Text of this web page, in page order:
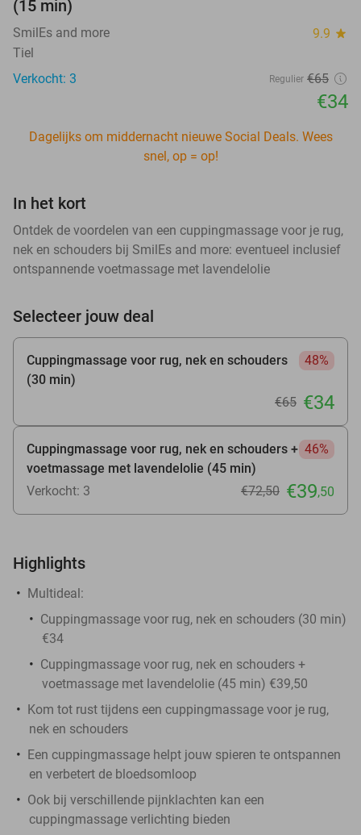
(15 min)
SmilEs and more 9.9 star
Tiel
Verkocht: 3
Regulier €65
€34
Dagelijks om middernacht nieuwe Social Deals. Wees
snel, op = op!
In het kort
Ontdek de voordelen van een cuppingmassage voor je rug,
nek en schouders bij SmilEs and more: eventueel inclusief
ontspannende voetmassage met lavendelolie
Selecteer jouw deal
Cuppingmassage voor rug, nek en schouders
(30 min)
48%
€65 €34
Cuppingmassage voor rug, nek en schouders +
voetmassage met lavendelolie (45 min)
46%
Verkocht: 3 €72,50 €39,50
Highlights
Multideal:
Cuppingmassage voor rug, nek en schouders (30 min)
€34
Cuppingmassage voor rug, nek en schouders +
voetmassage met lavendelolie (45 min) €39,50
Kom tot rust tijdens een cuppingmassage voor je rug,
nek en schouders
Een cuppingmassage helpt jouw spieren te ontspannen
en verbetert de bloedsomloop
Ook bij verschillende pijnklachten kan een
cuppingmassage verlichting bieden